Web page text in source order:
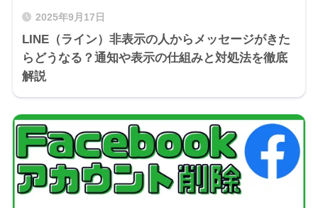
2025年9月17日
LINE（ライン）非表示の人からメッセージがきた
らどうなる？通知や表示の仕組みと対処法を徹底
解説